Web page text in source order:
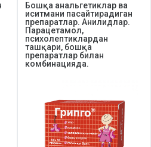
Бошқа анальгетиклар ва
иситмани пасайтирадиган
препаратлар. Анилидлар.
Парацетамол,
психолептиклардан
ташқари, бошқа
препаратлар билан
комбинацияда.